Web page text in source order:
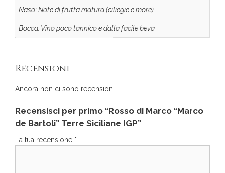
Naso: Note di frutta matura (ciliegie e more)
Bocca: Vino poco tannico e dalla facile beva
Recensioni
Ancora non ci sono recensioni.
Recensisci per primo “Rosso di Marco “Marco
de Bartoli” Terre Siciliane IGP”
La tua recensione *